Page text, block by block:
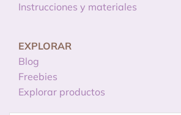
Instrucciones y materiales
EXPLORAR
Blog
Freebies
Explorar productos